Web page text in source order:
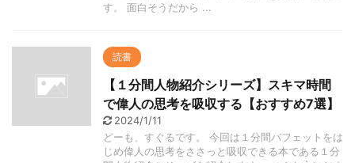
す。 面白そうだから ...
読書
【１分間人物紹介シリーズ】スキマ時間
で偉人の思考を吸収する【おすすめ7選】
2024/1/11
どーも、すぐるです。 今回は１分間バフェットをは
じめ偉人の思考をささっと吸収できる本である１分